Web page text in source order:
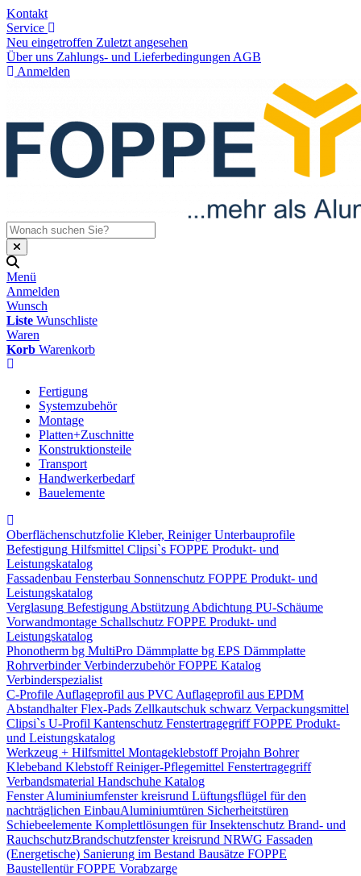
Kontakt
Service
Neu eingetroffen Zuletzt angesehen
Über uns Zahlungs- und Lieferbedingungen AGB
Anmelden
Menü
Anmelden
Wunsch
Liste Wunschliste
Waren
Korb Warenkorb
Fertigung
Systemzubehör
Montage
Platten+Zuschnitte
Konstruktionsteile
Transport
Handwerkerbedarf
Bauelemente
Oberflächenschutzfolie Kleber, Reiniger Unterbauprofile
Befestigung Hilfsmittel Clipsi`s FOPPE Produkt- und
Leistungskatalog
Fassadenbau Fensterbau Sonnenschutz FOPPE Produkt- und
Leistungskatalog
Verglasung Befestigung Abstützung Abdichtung PU-Schäume
Vorwandmontage Schallschutz FOPPE Produkt- und
Leistungskatalog
Phonotherm bg MultiPro Dämmplatte bg EPS Dämmplatte
Rohrverbinder Verbinderzubehör FOPPE Katalog
Verbinderspezialist
C-Profile Auflageprofil aus PVC Auflageprofil aus EPDM
Abstandhalter Flex-Pads Zellkautschuk schwarz Verpackungsmittel
Clipsi`s U-Profil Kantenschutz Fenstertragegriff FOPPE Produkt-
und Leistungskatalog
Werkzeug + Hilfsmittel Montageklebstoff Projahn Bohrer
Klebeband Klebstoff Reiniger-Pflegemittel Fenstertragegriff
Verbandsmaterial Handschuhe Katalog
Fenster Aluminiumfenster kreisrund Lüftungsflügel für den
nachträglichen Einbau​Aluminiumtüren Sicherheitstüren
Schiebeelemente Komplettlösungen für Insektenschutz Brand- und
Rauchschutz​Brandschutzfenster kreisrund NRWG Fassaden
(Energetische) Sanierung im Bestand Bausätze FOPPE
Baustellentür FOPPE Vorabzarge